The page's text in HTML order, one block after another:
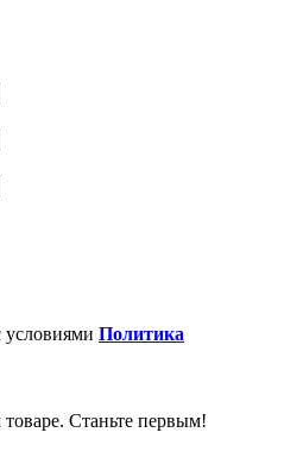
условиями Политика
Станьте первым!